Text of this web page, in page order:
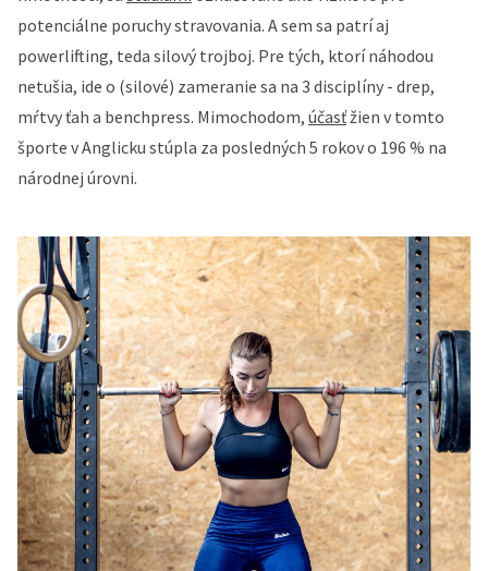
potenciálne poruchy stravovania. A sem sa patrí aj
powerlifting, teda silový trojboj. Pre tých, ktorí náhodou
netušia, ide o (silové) zameranie sa na 3 disciplíny - drep,
mŕtvy ťah a benchpress. Mimochodom, účasťžien v tomto
športe v Anglicku stúpla za posledných 5 rokov o 196 % na
národnej úrovni.